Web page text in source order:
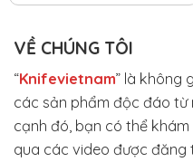
VỀ CHÚNG TÔI
“Knifevietnam” là không
các sản phẩm độc đáo từ
cạnh đó, bạn có thể
qua các video được đăng